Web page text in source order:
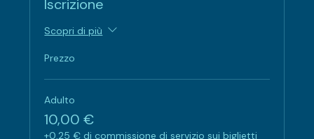
Iscrizione
Scopri di più
Prezzo
Adulto
10,00 €
+0,25 € di commissione di servizio sui biglietti